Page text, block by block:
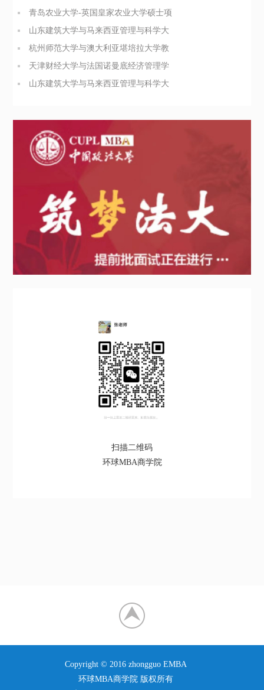
大学合办博士项目简介
青岛农业大学-英国皇家农业大学硕士项
目招生简章
山东建筑大学与马来西亚管理与科学大
学管理科学硕士招生简章
杭州师范大学与澳大利亚堪培拉大学教
育领导与管理硕士简章
天津财经大学与法国诺曼底经济管理学
院工商管理硕士招生简章
山东建筑大学与马来西亚管理与科学大
扫描二维码
环球MBA商学院
Copyright © 2016 zhongguo EMBA
环球MBA商学院 版权所有